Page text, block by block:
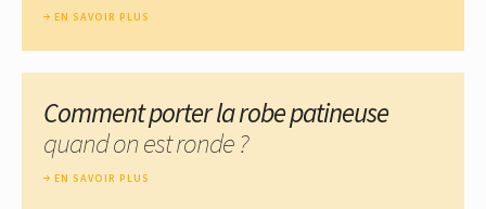
EN SAVOIR PLUS
Comment porter la robe patineuse
quand on est ronde ?
EN SAVOIR PLUS